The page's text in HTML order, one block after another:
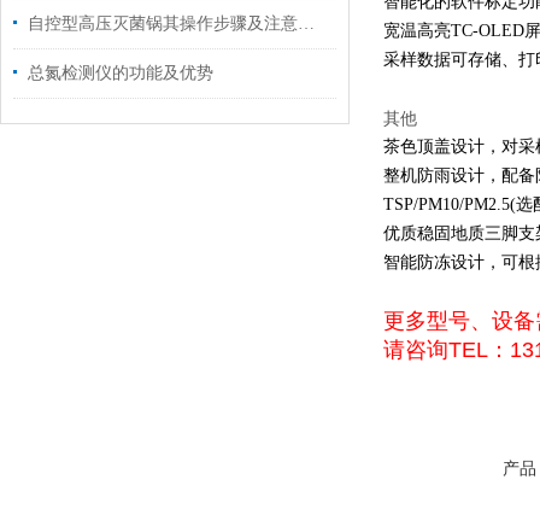
自控型高压灭菌锅其操作步骤及注意事项的解析
总氮检测仪的功能及优势
宽温高亮TC-OLED
采样数据可存储、
其他
茶色顶盖设计，对
整机防雨设计，配
TSP/PM10/PM2.5(
优质稳固地质三脚
智能防冻设计，可
更多型号、设
请咨询TEL：
产品